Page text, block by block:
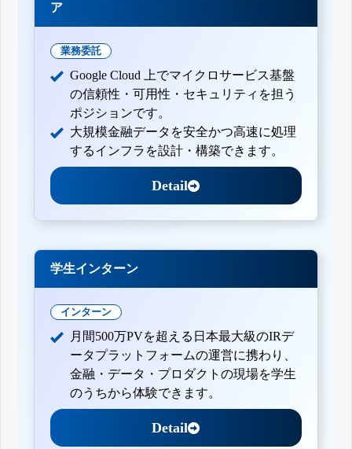
ア
業務委託
Google Cloud 上でマイクロサービス基盤
の信頼性・可用性・セキュリティを担う
ポジションです。
大規模金融データを安全かつ高速に処理
するインフラを設計・構築できます。
Detail
学生インターン
インターン
月間500万PVを超える日本最大級のIRデ
ータプラットフォームの運営に携わり、
金融・データ・プロダクトの現場を学生
のうちから体験できます。
Detail